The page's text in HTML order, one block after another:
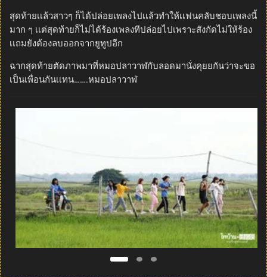
สุดท้ายเเล้วสาวๆ ก็ได้ปล่อยเพลงไปเเล้วทำให้เเฟนคลับชอบเพลงนี้
มาก ๆ เเต่สุดท้ายก็ไม่ได้ร้องเพลงทีปล่อยไปเพราะสังกัดไม่ให้ร้อง
เเถมยังต้องลบออกจากยูทูปอีก
ฉากสุดท้ายตัดภาพมาที่หมอปลาวาฬกับลอดมานั่งคุยยกันว่าจะขอ
เป็นเพื่อนกันเเทน…….หมอปลาวาฬ